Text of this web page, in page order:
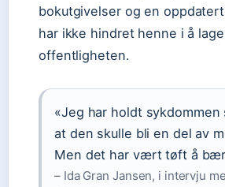
bokutgivelser og en
har ikke hindret henne i å
offentligheten.
«Jeg har holdt
at den skulle bli en del av
Men det har vært tøft å
– Ida Gran Jansen, i intervju